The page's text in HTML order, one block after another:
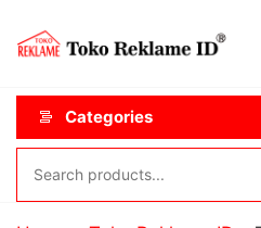
content
ID
Categories